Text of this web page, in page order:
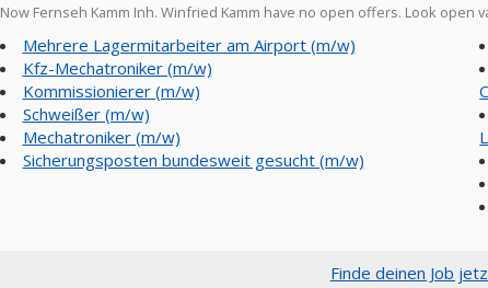
Now Fernseh Kamm Inh. Winfried Kamm have no open offers. Look open
Mehrere Lagermitarbeiter am Airport (m/w)
Kfz-Mechatroniker (m/w)
Kommissionierer (m/w)
Schweißer (m/w)
Mechatroniker (m/w)
Sicherungsposten bundesweit gesucht (m/w)
Finde deinen Job